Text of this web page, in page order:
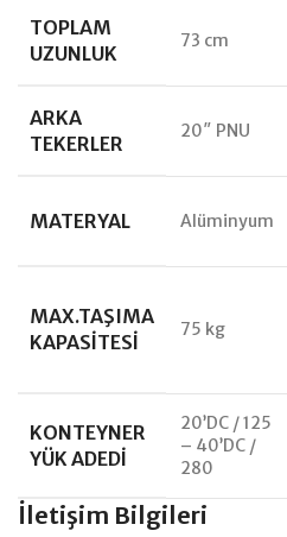
TOPLAM
UZUNLUK
73 cm
ARKA
TEKERLER
20″ PNU
MATERYAL Alüminyum
MAX.TAŞIMA
KAPASITESI
75 kg
KONTEYNER
YÜK ADEDI
20’DC / 125
– 40’DC /
280
İletişim Bilgileri